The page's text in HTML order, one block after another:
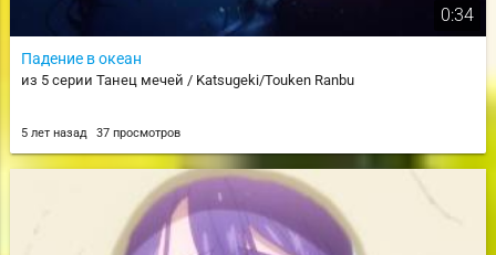
0:34
Падение в океан
из 5 серии Танец мечей / Katsugeki/Touken Ranbu
5 лет назад 37 просмотров